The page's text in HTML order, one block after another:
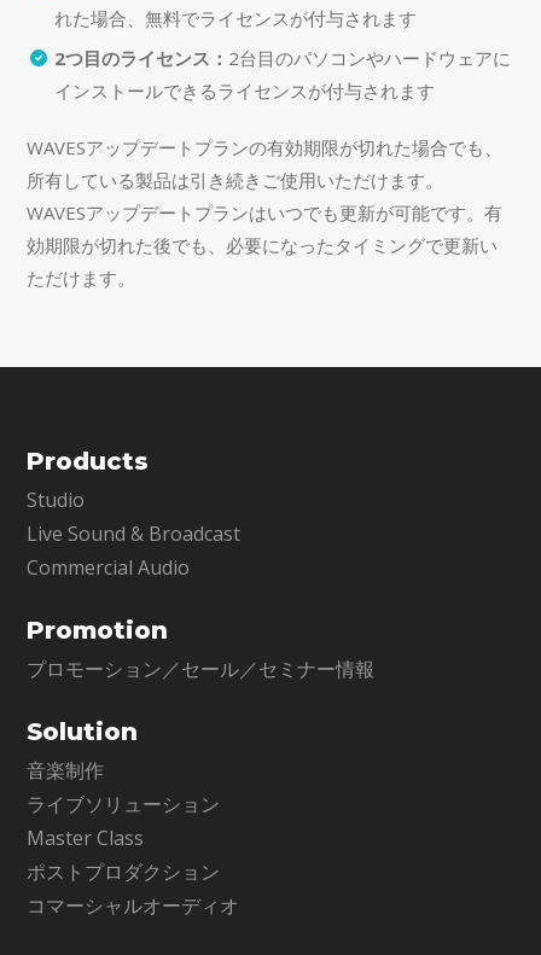
れた場合、無料でライセンスが付与されます
2つ目のライセンス： 2台目のパソコンやハードウェアに
インストールできるライセンスが付与されます
WAVESアップデートプランの有効期限が切れた場合でも、
所有している製品は引き続きご使用いただけます。
WAVESアップデートプランはいつでも更新が可能です。有
効期限が切れた後でも、必要になったタイミングで更新い
ただけます。
Products
Studio
Live Sound & Broadcast
Commercial Audio
Promotion
プロモーション／セール／セミナー情報
Solution
音楽制作
ライブソリューション
Master Class
ポストプロダクション
コマーシャルオーディオ